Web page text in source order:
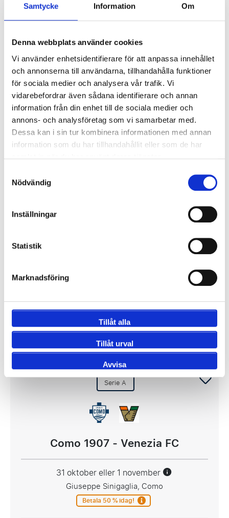
Samtycke Information Om
Denna webbplats använder cookies
Vi använder enhetsidentifierare för att anpassa innehållet
och annonserna till användarna, tillhandahålla funktioner
för sociala medier och analysera vår trafik. Vi
vidarebefordrar även sådana identifierare och annan
information från din enhet till de sociala medier och
annons- och analysföretag som vi samarbetar med.
Dessa kan i sin tur kombinera informationen med annan
information som du har tillhandahållit eller som de har
Nödvändig
Inställningar
Statistik
Marknadsföring
Tillåt alla
Tillåt urval
Avvisa
Giuseppe Sinigaglia, Como
2543 SEK
Visa Paket
Serie A
Visa Paket
Serie A
Como 1907 - Venezia FC
31 oktober eller 1 november
Giuseppe Sinigaglia, Como
Betala 50 % idag!